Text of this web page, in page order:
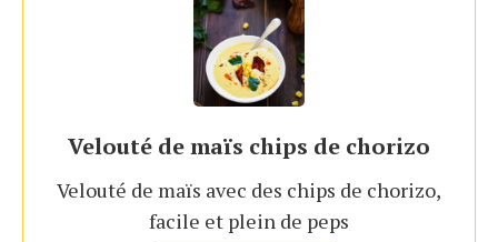
Velouté de maïs chips de chorizo
Velouté de maïs avec des chips de chorizo,
facile et plein de peps